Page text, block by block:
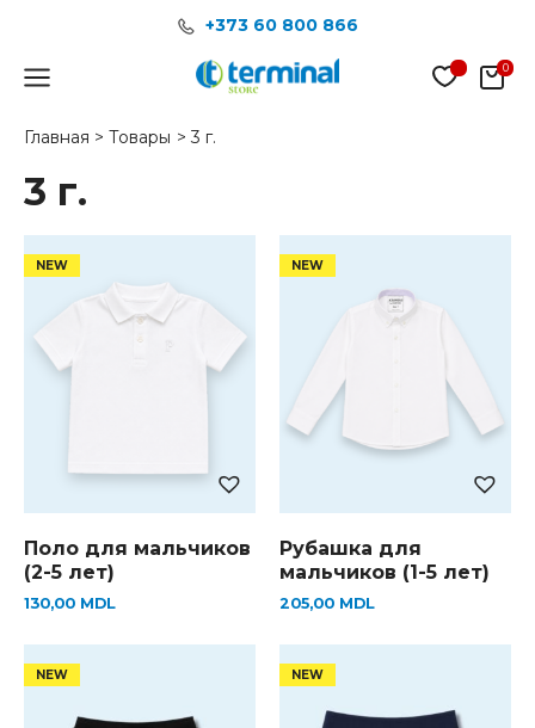
содержимому
+373 60 800 866
Main
Главная Товары 3 г.
3 г.
Поло для мальчиков
(2-5 лет)
130,00 MDL
Рубашка для
мальчиков (1-5 лет)
205,00 MDL